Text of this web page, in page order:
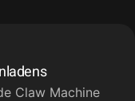
Claw Machine